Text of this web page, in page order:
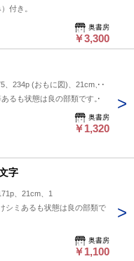
付き。
奥書房
￥3,300
、234p (おもに図)、21cm、1
るも状態は良の部類です。
奥書房
￥1,320
字
、21cm、1
シミあるも状態は良の部類で
奥書房
￥1,100